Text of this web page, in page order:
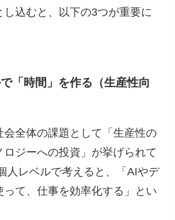
し込むと、以下の3つが重要に
「時間」を作る（生産性向
会全体の課題として「生産性の
ロジーへの投資」が挙げられて
人レベルで考えると、「AIやデ
って、仕事を効率化する」とい